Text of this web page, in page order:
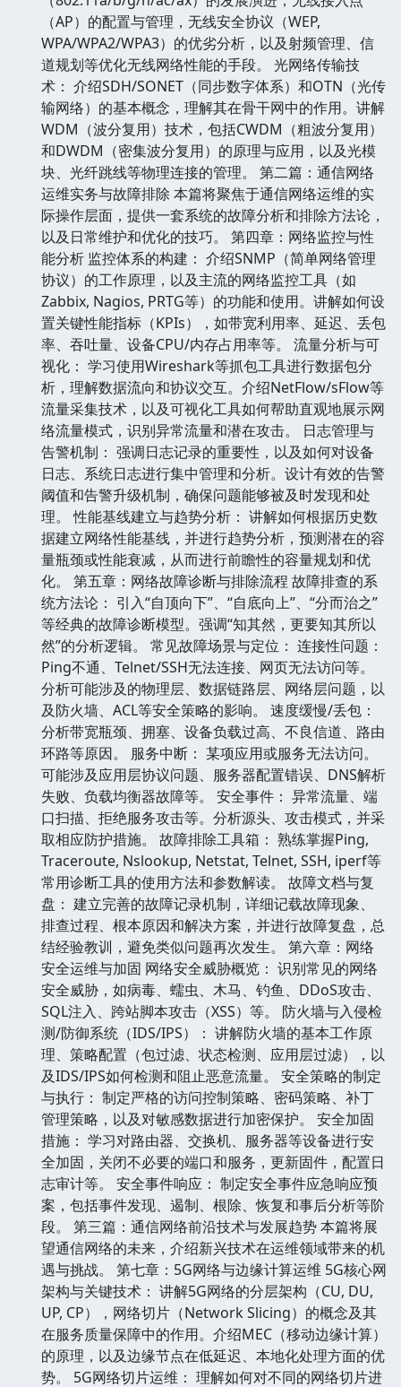
（AP）的配置与管理，无线安全协议（WEP,
WPA/WPA2/WPA3）的优劣分析，以及射频管理、信
道规划等优化无线网络性能的手段。 光网络传输技
术： 介绍SDH/SONET（同步数字体系）和OTN（光传
输网络）的基本概念，理解其在骨干网中的作用。讲解
WDM（波分复用）技术，包括CWDM（粗波分复用）
和DWDM（密集波分复用）的原理与应用，以及光模
块、光纤跳线等物理连接的管理。 第二篇：通信网络
运维实务与故障排除 本篇将聚焦于通信网络运维的实
际操作层面，提供一套系统的故障分析和排除方法论，
以及日常维护和优化的技巧。 第四章：网络监控与性
能分析 监控体系的构建： 介绍SNMP（简单网络管理
协议）的工作原理，以及主流的网络监控工具（如
Zabbix, Nagios, PRTG等）的功能和使用。讲解如何设
置关键性能指标（KPIs），如带宽利用率、延迟、丢包
率、吞吐量、设备CPU/内存占用率等。 流量分析与可
视化： 学习使用Wireshark等抓包工具进行数据包分
析，理解数据流向和协议交互。介绍NetFlow/sFlow等
流量采集技术，以及可视化工具如何帮助直观地展示网
络流量模式，识别异常流量和潜在攻击。 日志管理与
告警机制： 强调日志记录的重要性，以及如何对设备
日志、系统日志进行集中管理和分析。设计有效的告警
阈值和告警升级机制，确保问题能够被及时发现和处
理。 性能基线建立与趋势分析： 讲解如何根据历史数
据建立网络性能基线，并进行趋势分析，预测潜在的容
量瓶颈或性能衰减，从而进行前瞻性的容量规划和优
化。 第五章：网络故障诊断与排除流程 故障排查的系
统方法论： 引入“自顶向下”、“自底向上”、“分而治之”
等经典的故障诊断模型。强调“知其然，更要知其所以
然”的分析逻辑。 常见故障场景与定位： 连接性问题：
Ping不通、Telnet/SSH无法连接、网页无法访问等。
分析可能涉及的物理层、数据链路层、网络层问题，以
及防火墙、ACL等安全策略的影响。 速度缓慢/丢包：
分析带宽瓶颈、拥塞、设备负载过高、不良信道、路由
环路等原因。 服务中断： 某项应用或服务无法访问。
可能涉及应用层协议问题、服务器配置错误、DNS解析
失败、负载均衡器故障等。 安全事件： 异常流量、端
口扫描、拒绝服务攻击等。分析源头、攻击模式，并采
取相应防护措施。 故障排除工具箱： 熟练掌握Ping,
Traceroute, Nslookup, Netstat, Telnet, SSH, iperf等
常用诊断工具的使用方法和参数解读。 故障文档与复
盘： 建立完善的故障记录机制，详细记载故障现象、
排查过程、根本原因和解决方案，并进行故障复盘，总
结经验教训，避免类似问题再次发生。 第六章：网络
安全运维与加固 网络安全威胁概览： 识别常见的网络
安全威胁，如病毒、蠕虫、木马、钓鱼、DDoS攻击、
SQL注入、跨站脚本攻击（XSS）等。 防火墙与入侵检
测/防御系统（IDS/IPS）： 讲解防火墙的基本工作原
理、策略配置（包过滤、状态检测、应用层过滤），以
及IDS/IPS如何检测和阻止恶意流量。 安全策略的制定
与执行： 制定严格的访问控制策略、密码策略、补丁
管理策略，以及对敏感数据进行加密保护。 安全加固
措施： 学习对路由器、交换机、服务器等设备进行安
全加固，关闭不必要的端口和服务，更新固件，配置日
志审计等。 安全事件响应： 制定安全事件应急响应预
案，包括事件发现、遏制、根除、恢复和事后分析等阶
段。 第三篇：通信网络前沿技术与发展趋势 本篇将展
望通信网络的未来，介绍新兴技术在运维领域带来的机
遇与挑战。 第七章：5G网络与边缘计算运维 5G核心网
架构与关键技术： 讲解5G网络的分层架构（CU, DU,
UP, CP），网络切片（Network Slicing）的概念及其
在服务质量保障中的作用。介绍MEC（移动边缘计算）
的原理，以及边缘节点在低延迟、本地化处理方面的优
势。 5G网络切片运维： 理解如何对不同的网络切片进